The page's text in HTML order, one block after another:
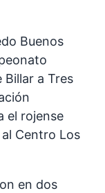
Buenos
Billar a Tres
el rojense
Centro Los
en dos